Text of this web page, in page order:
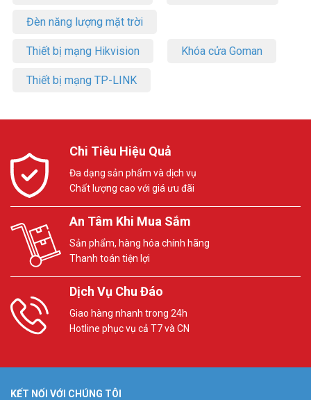
Đèn năng lượng mặt trời
Thiết bị mạng Hikvision Khóa cửa Goman
Thiết bị mạng TP-LINK
Chi Tiêu Hiệu Quả
Đa dạng sản phẩm và dịch vụ
Chất lượng cao với giá ưu đãi
An Tâm Khi Mua Sắm
Sản phẩm, hàng hóa chính hãng
Thanh toán tiện lợi
Dịch Vụ Chu Đáo
Giao hàng nhanh trong 24h
Hotline phục vụ cả T7 và CN
KẾT NỐI VỚI CHÚNG TÔI